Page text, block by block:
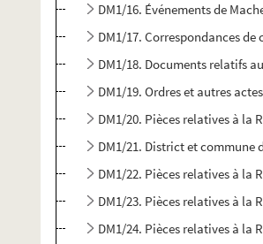
DM1/16. Événements de
DM1/17. Correspondances de
DM1/18. Documents relatifs
DM1/19. Ordres et autres
DM1/20. Pièces relatives à la
DM1/21. District et commune
DM1/22. Pièces relatives à la
DM1/23. Pièces relatives à la
DM1/24. Pièces relatives à la